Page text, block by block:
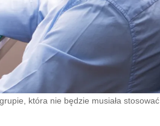
która nie będzie musiała stosować